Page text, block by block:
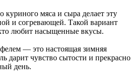
куриного мяса и сыра делает эту
и согревающей. Такой вариант
любит насыщенные вкусы.
— это настоящая зимняя
дарит чувство сытости и прекрасно
день.